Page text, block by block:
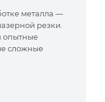
металла —
резки.
опытные
сложные